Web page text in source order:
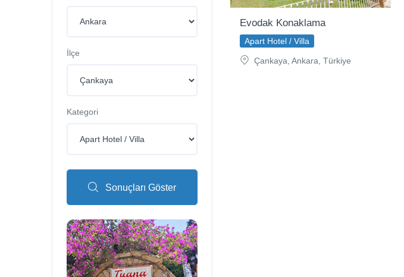
İlçe
Kategori
Sonuçları Göster
Evodak Konaklama
Apart Hotel / Villa
Çankaya, Ankara, Türkiye